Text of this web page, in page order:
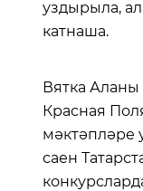
уздырыла,
катнаша.
Вятка
Красная
мәктәпләре
саен